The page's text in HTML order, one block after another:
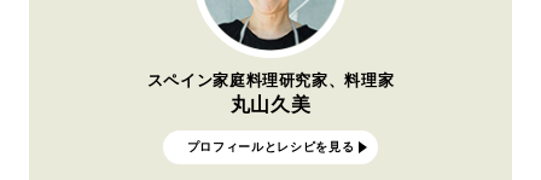
スペイン家庭料理研究家、料理家
丸山久美
プロフィールとレシピを見る